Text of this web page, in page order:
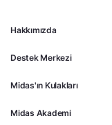
Hakkımızda
Destek Merkezi
Midas'ın Kulakları
Midas Akademi